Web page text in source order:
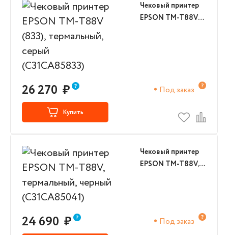
Чековый принтер
EPSON TM-T88V
26 270 ₽ Под заказ
Купить
Чековый принтер
EPSON TM-T88V,
24 690 ₽ Под заказ